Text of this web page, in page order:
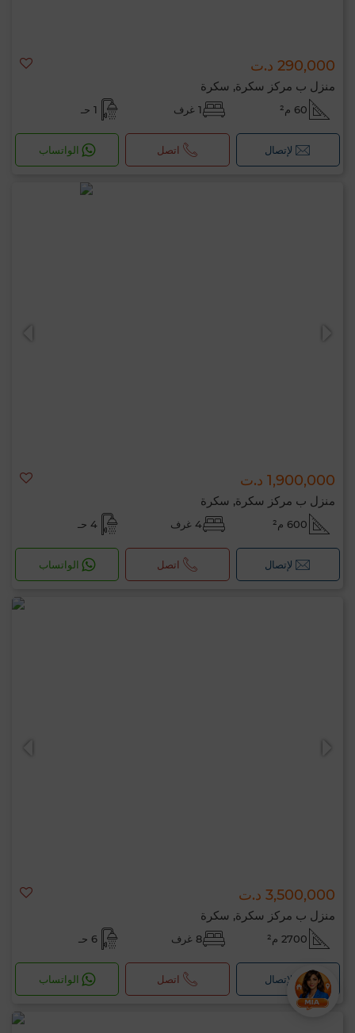
290,000 د.ت
منزل ب مركز سكرة, سكرة
60 م² 1 غرف 1 حـ
لإتصال اتصل الواتساب
1,900,000 د.ت
منزل ب مركز سكرة, سكرة
600 م² 4 غرف 4 حـ
لإتصال اتصل الواتساب
3,500,000 د.ت
منزل ب مركز سكرة, سكرة
2700 م² 8 غرف 6 حـ
لإتصال اتصل الواتساب